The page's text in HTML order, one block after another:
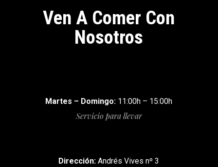
Ven A Comer Con
Nosotros
Martes – Domingo: 11:00h – 15:00h
Servicio para llevar
Dirección: Andrés Vives nº 3